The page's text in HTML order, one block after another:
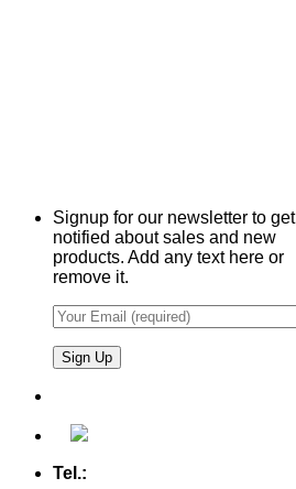
Signup for our newsletter to get
notified about sales and new
products. Add any text here or
remove it.
Tel.: